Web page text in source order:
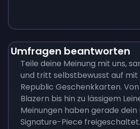
Umfragen beantworten
Teile deine Meinung mit uns,
und tritt selbstbewusst auf mit
Republic Geschenkkarten.
Blazern bis hin zu lässigem
Meinungen haben gerade
Signature-Piece freigeschaltet.